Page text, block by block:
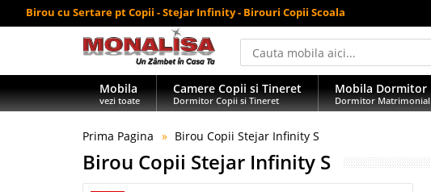
Birou cu Sertare pt Copii - Stejar Infinity - Birouri Copii Scoala
Mobila
vezi toate
Camere Copii si Tineret
Dormitor Copii si Tineret
Mobila Dormitor
Dormitor Matrimonial
Prima Pagina Birou Copii Stejar Infinity S
Birou Copii Stejar Infinity S